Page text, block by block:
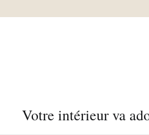
Votre intérieur va